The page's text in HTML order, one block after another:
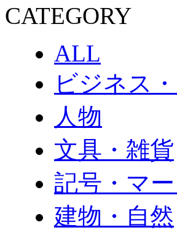
CATEGORY
ALL
ビジネス
人物
文具・雑貨
記号・マ
建物・自然